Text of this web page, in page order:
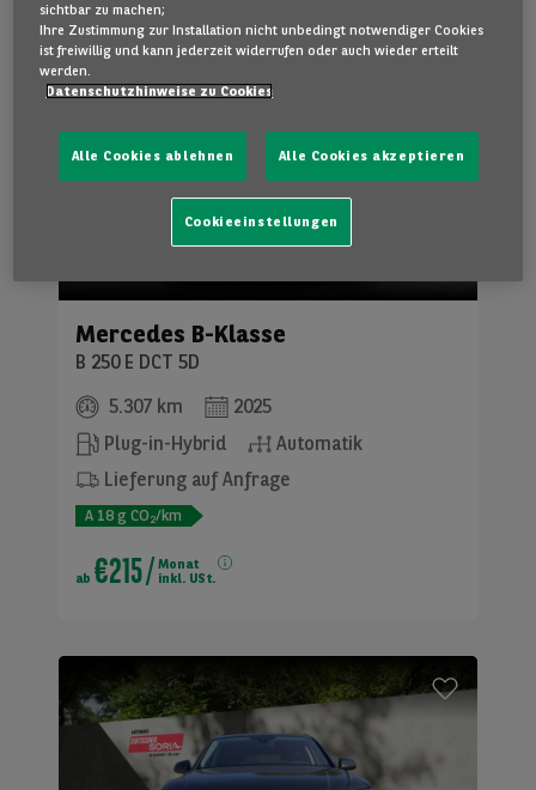
Mercedes B-Klasse
B 250 E DCT 5D
5.307 km
2025
Plug-in-Hybrid
Automatik
Lieferung auf Anfrage
A 18 g CO2/km
ab €215/ Monat
inkl. USt.
sichtbar zu machen;
​ Ihre Zustimmung zur Installation nicht unbedingt notwendiger Cookies
ist freiwillig und kann jederzeit widerrufen oder auch wieder erteilt
werden.
Datenschutzhinweise zu Cookies
Alle Cookies ablehnen Alle Cookies akzeptieren
Cookieeinstellungen